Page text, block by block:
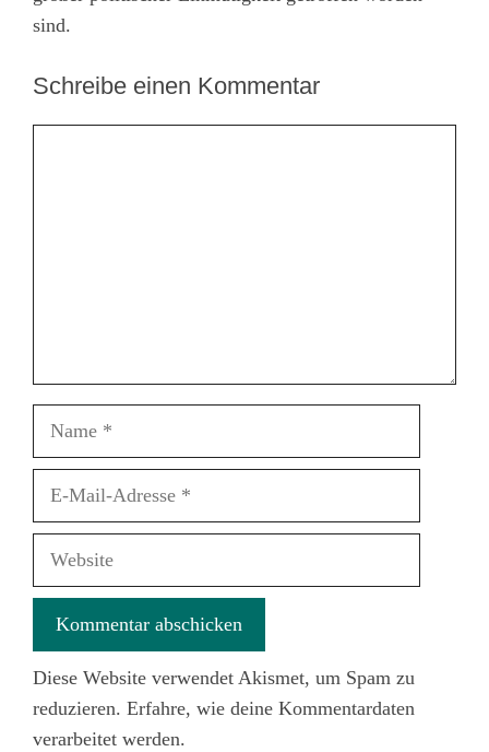
sind.
Schreibe einen Kommentar
Name
Website
Diese Website verwendet Akismet, um Spam zu
reduzieren. Erfahre, wie deine Kommentardaten
verarbeitet werden.